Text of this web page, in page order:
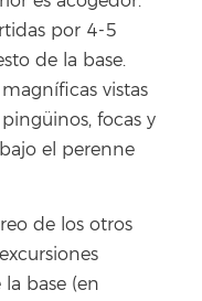
por 4-5
de la base.
vistas
focas y
el perenne
de los otros
base (en